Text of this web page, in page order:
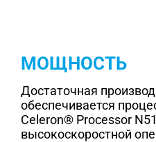
МОЩНОСТЬ
Достаточная
обеспечивается
Celeron® Processor
высокоскоростной